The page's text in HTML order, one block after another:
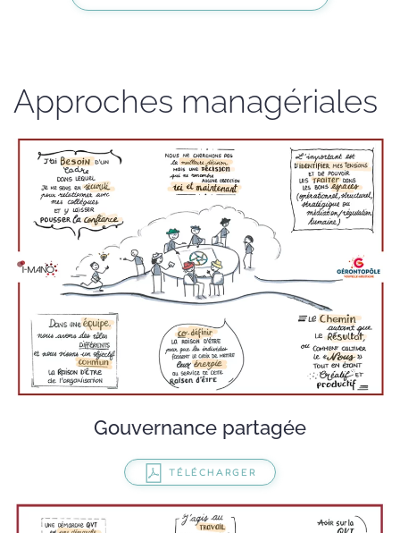
Approches managériales
Gouvernance partagée
TÉLÉCHARGER